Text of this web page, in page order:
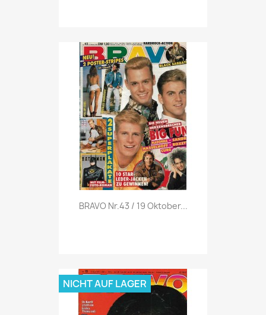
Vorschau
BRAVO Nr.43 / 19 Oktober...
NICHT AUF LAGER